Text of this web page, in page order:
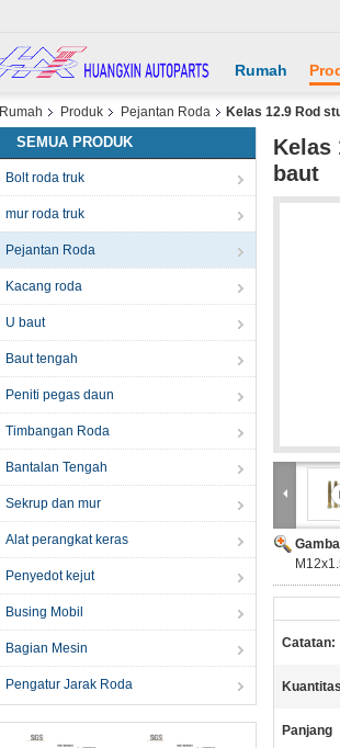
Rumah
Rumah Produk Pejantan Roda Kelas 12.9 Rod
SEMUA PRODUK
Bolt roda truk
mur roda truk
Pejantan Roda
Kacang roda
U baut
Baut tengah
Peniti pegas daun
Timbangan Roda
Bantalan Tengah
Sekrup dan mur
Alat perangkat keras
Penyedot kejut
Busing Mobil
Bagian Mesin
Pengatur Jarak Roda
Kelas
baut
Catatan:
Panjang